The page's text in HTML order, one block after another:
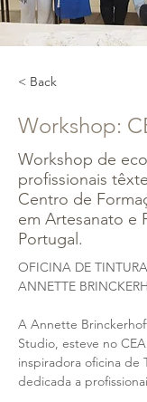
< Back
Workshop:
Workshop de
profissionais
Centro de
em Artesanato e
Portugal.
OFICINA DE
ANNETTE
A Annette
Studio, esteve no
inspiradora oficina de
dedicada a